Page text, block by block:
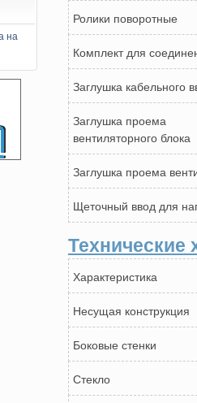
Ролики поворотные
Комплект для
Заглушка кабельного
Заглушка проема
вентиляторного блока
Заглушка проема
Щеточный ввод для
Технические
Характеристика
Несущая конструкция
Боковые стенки
Стекло